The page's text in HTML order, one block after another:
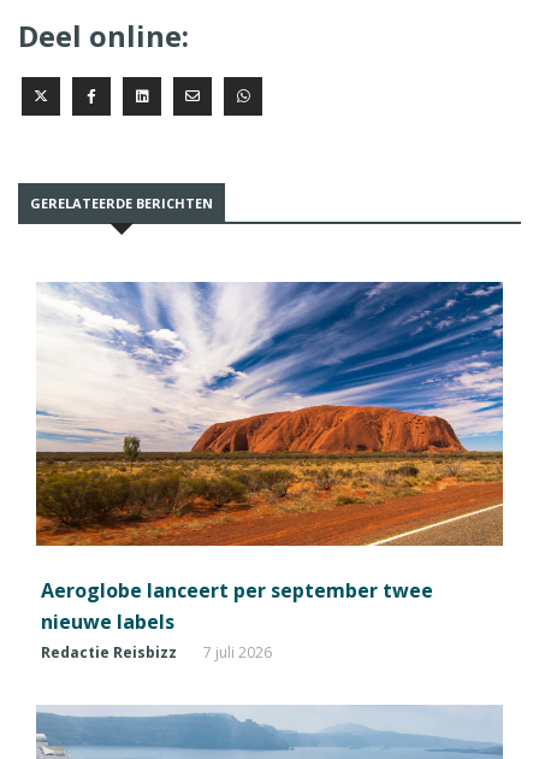
Deel online:
GERELATEERDE BERICHTEN
Aeroglobe lanceert per september twee
nieuwe labels
Redactie Reisbizz 7 juli 2026